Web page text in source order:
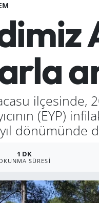
(EYP)
dönümünde
1 DK
SÜRESI